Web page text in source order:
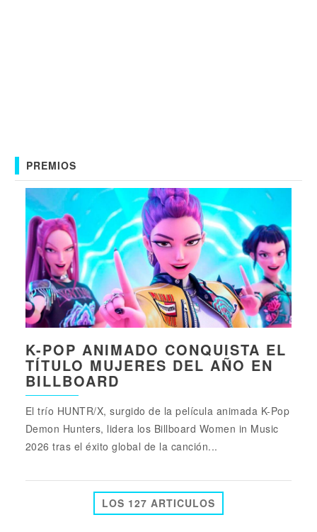
PREMIOS
K-POP ANIMADO CONQUISTA EL
TÍTULO MUJERES DEL AÑO EN
BILLBOARD
El trío HUNTR/X, surgido de la película animada K-Pop
Demon Hunters, lidera los Billboard Women in Music
2026 tras el éxito global de la canción...
LOS 127 ARTICULOS